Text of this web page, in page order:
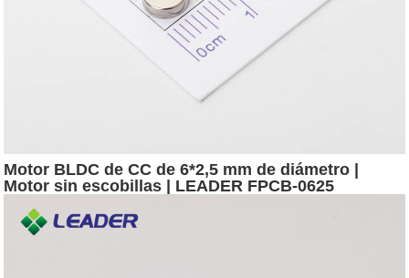
Motor BLDC de CC de 6*2,5 mm de diámetro |
Motor sin escobillas | LEADER FPCB-0625